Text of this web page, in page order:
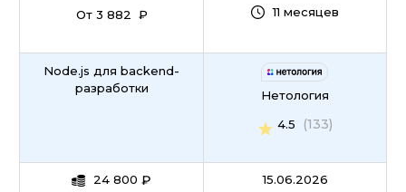
Коммуникация с людьми и навыки общения
Нетворкинг
От 3 882 ₽
11 месяцев
Node.js для backend-
разработки
24 800 ₽
Нетология
4.5
(133)
15.06.2026